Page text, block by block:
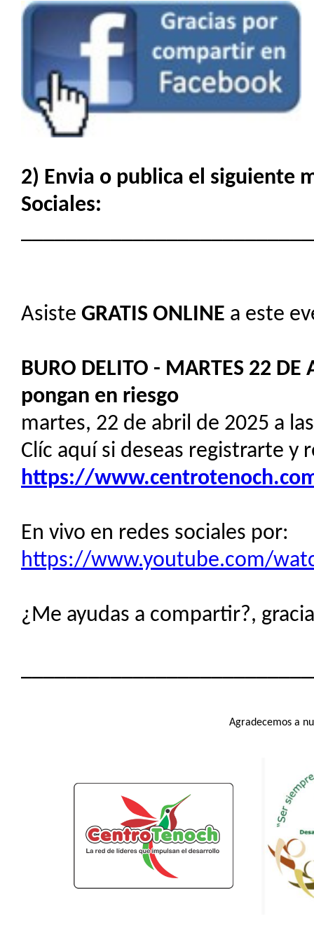
2) Envia o publica el siguiente
Sociales:
Asiste GRATIS ONLINE a este
BURO DELITO - MARTES 22
pongan en riesgo
martes, 22 de abril de 2025 a
Clíc aquí si deseas registrarte y
https://
En vivo en redes sociales por:
https://www.youtube.com/
¿Me ayudas a compartir?,
Agradecemos a